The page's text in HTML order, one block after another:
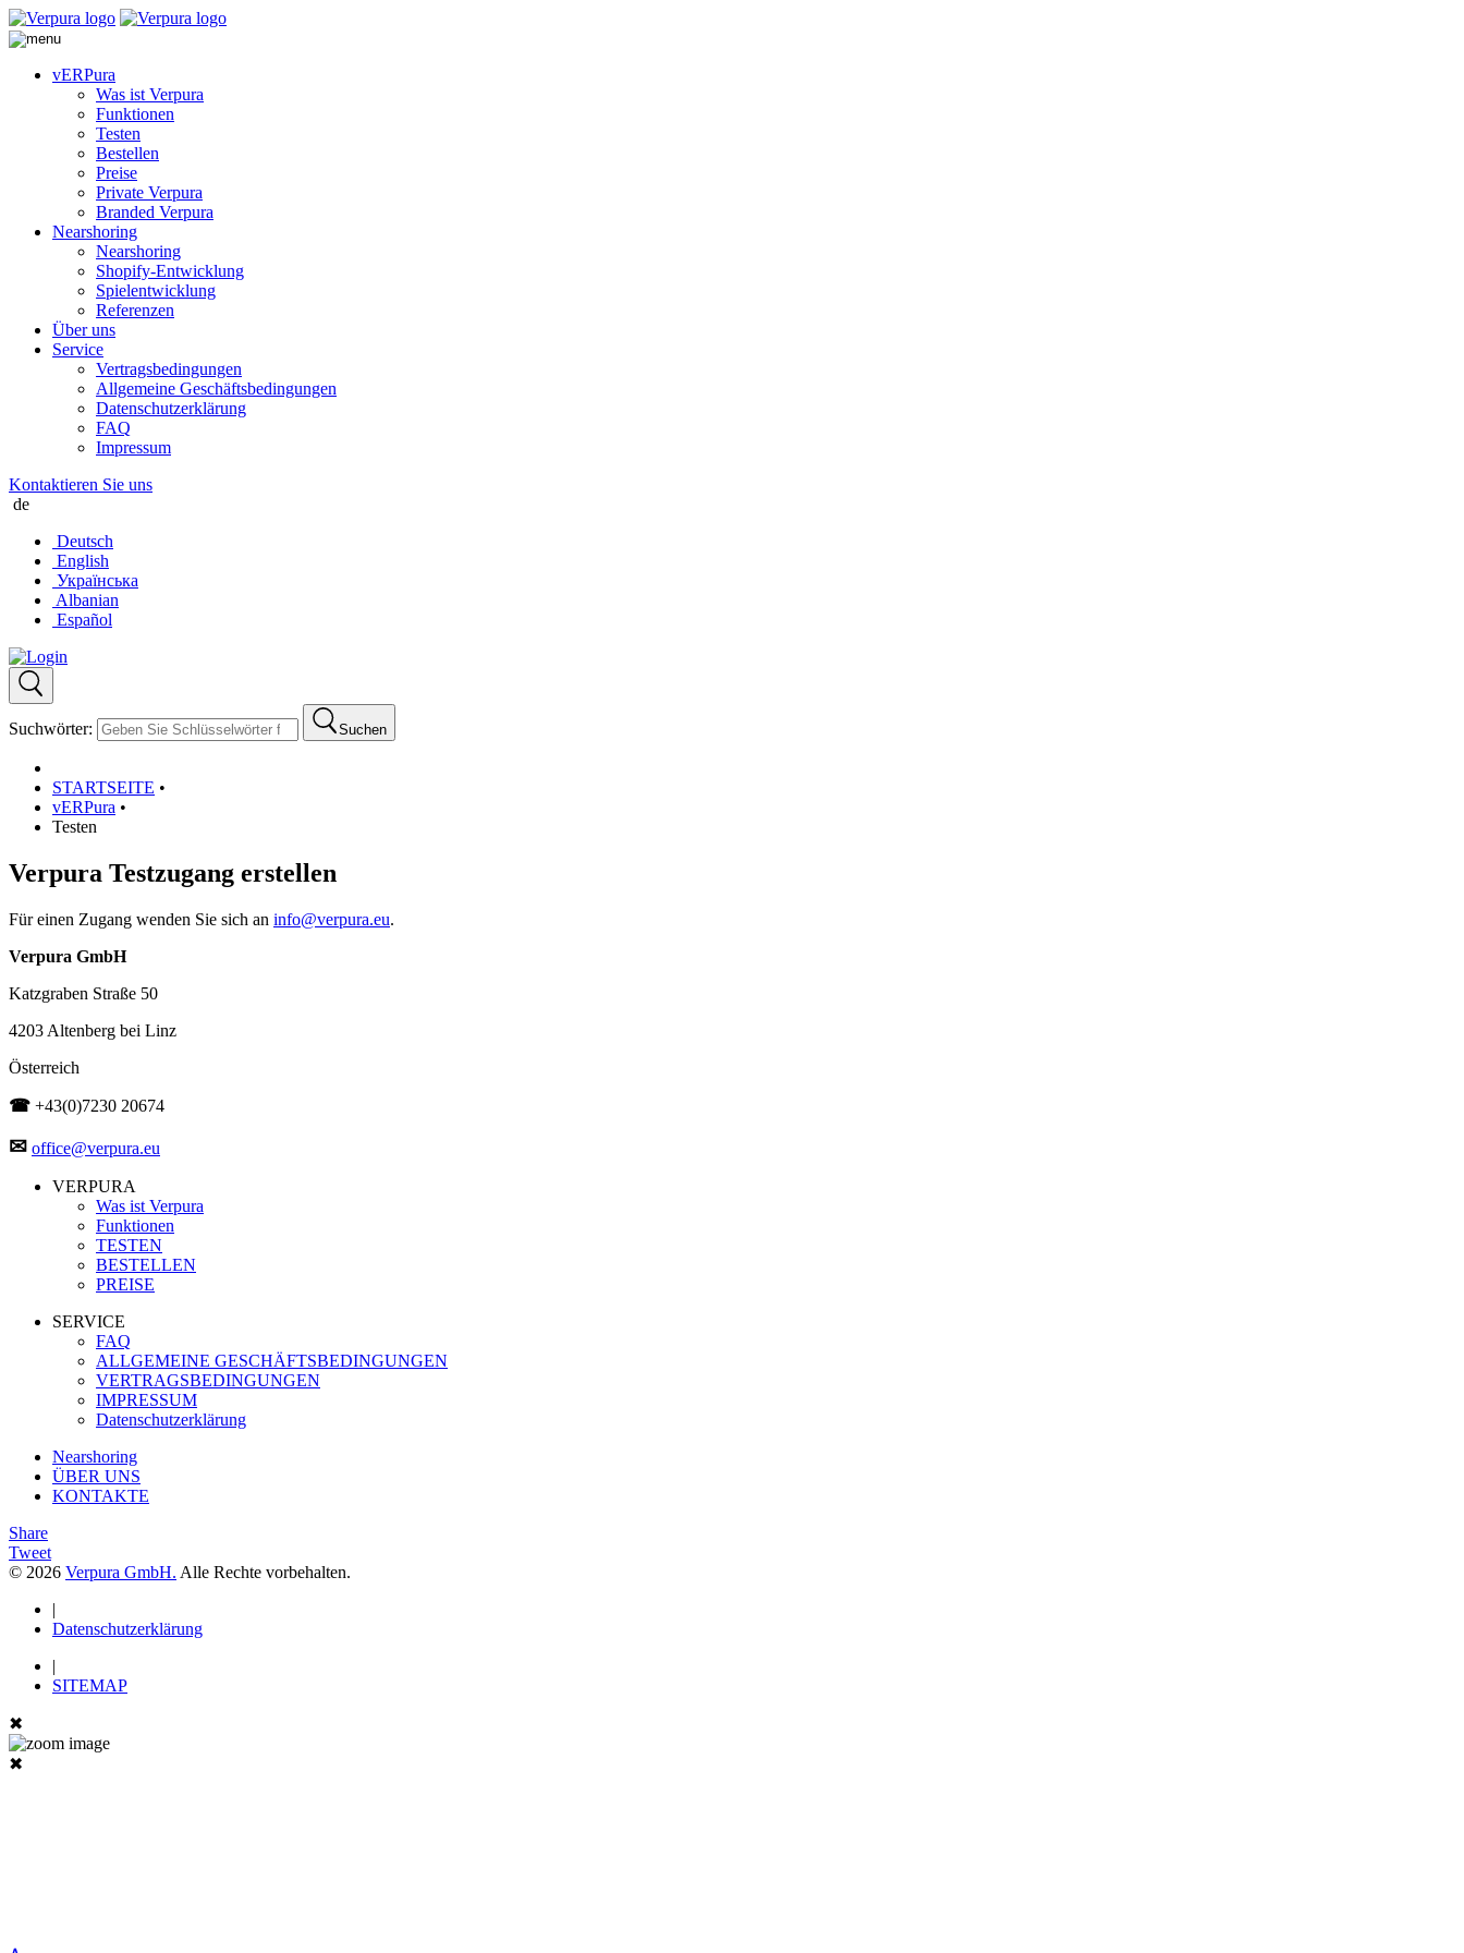
vERPura
Was ist Verpura
Funktionen
Testen
Bestellen
Preise
Private Verpura
Branded Verpura
Nearshoring
Nearshoring
Shopify-Entwicklung
Spielentwicklung
Referenzen
Über uns
Service
Vertragsbedingungen
Allgemeine Geschäftsbedingungen
Datenschutzerklärung
FAQ
Impressum
Kontaktieren Sie uns
de
Deutsch
English
Українська
Albanian
Español
Suchwörter: Suchen
STARTSEITE •
vERPura •
Testen
Verpura Testzugang erstellen
Für einen Zugang wenden Sie sich an info@verpura.eu.
Verpura GmbH
Katzgraben Straße 50
4203 Altenberg bei Linz
Österreich
☎ +43(0)7230 20674
✉ office@verpura.eu
VERPURA
Was ist Verpura
Funktionen
TESTEN
BESTELLEN
PREISE
SERVICE
FAQ
ALLGEMEINE GESCHÄFTSBEDINGUNGEN
VERTRAGSBEDINGUNGEN
IMPRESSUM
Datenschutzerklärung
Nearshoring
ÜBER UNS
KONTAKTE
Share
Tweet
© 2026 Verpura GmbH. Alle Rechte vorbehalten.
|
Datenschutzerklärung
|
SITEMAP
✖
✖